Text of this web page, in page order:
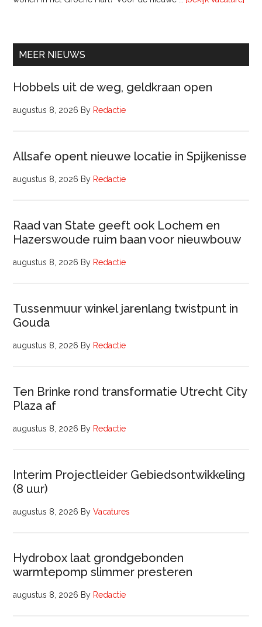
MEER NIEUWS
Hobbels uit de weg, geldkraan open
augustus 8, 2026 By Redactie
Allsafe opent nieuwe locatie in Spijkenisse
augustus 8, 2026 By Redactie
Raad van State geeft ook Lochem en
Hazerswoude ruim baan voor nieuwbouw
augustus 8, 2026 By Redactie
Tussenmuur winkel jarenlang twistpunt in
Gouda
augustus 8, 2026 By Redactie
Ten Brinke rond transformatie Utrecht City
Plaza af
augustus 8, 2026 By Redactie
Interim Projectleider Gebiedsontwikkeling
(8 uur)
augustus 8, 2026 ByVacatures
Hydrobox laat grondgebonden
warmtepomp slimmer presteren
augustus 8, 2026 By Redactie